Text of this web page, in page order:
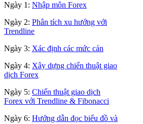
Ngày 1: Nhập môn Forex
Ngày 2: Phân tích xu hướng với
Trendline
Ngày 3: Xác định các mức cản
Ngày 4: Xây dựng chiến thuật giao
dịch Forex
Ngày 5: Chiến thuật giao dịch
Forex với Trendline & Fibonacci
Ngày 6: Hướng dẫn đọc biểu đồ và